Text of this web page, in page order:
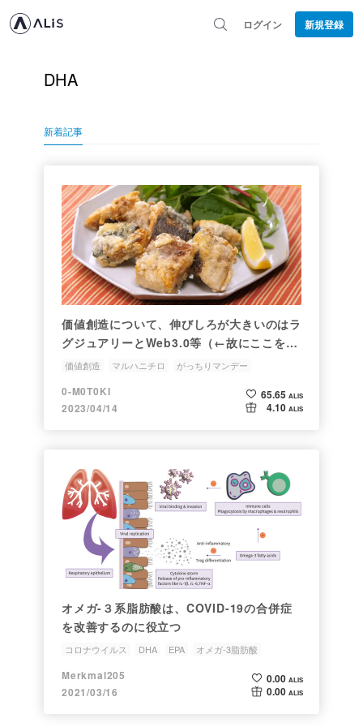
ログイン 新規登録
DHA
新着記事
価値創造について、伸びしろが大きいのはラ
グジュアリーとWeb3.0等（←故にここを取
りに行きたい）
価値創造 マルハニチロ
がっちりマンデー
ラグジュアリー
0-M0T0KI
2023/04/14
65.65 ALIS
4.10 ALIS
オメガ-３系脂肪酸は、COVID-19の合併症
を改善するのに役立つ
コロナウイルス DHA EPA オメガ-3脂肪酸
Merkmal205
2021/03/16
0.00 ALIS
0.00 ALIS